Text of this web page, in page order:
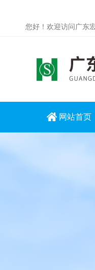
您好！欢迎访问广东
网站首页